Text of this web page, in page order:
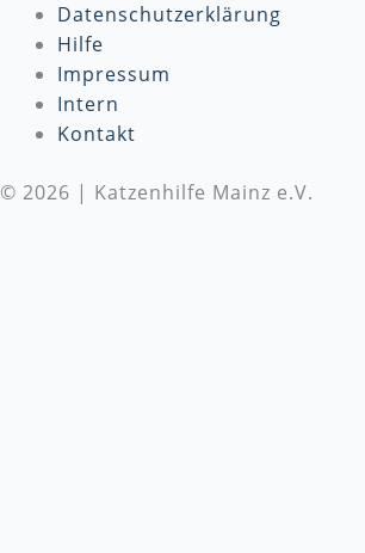
Datenschutzerklärung
Hilfe
Impressum
Intern
Kontakt
© 2026 | Katzenhilfe Mainz e.V.